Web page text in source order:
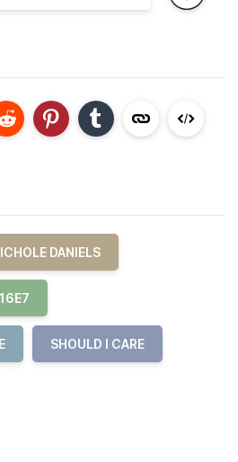
DANIELS
SHOULD I CARE